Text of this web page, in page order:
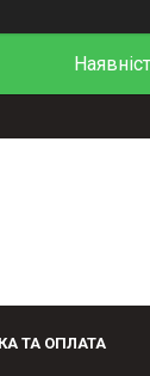
ТА ОПЛАТА